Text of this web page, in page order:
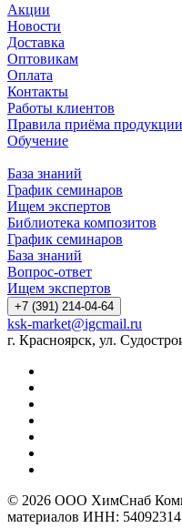
Акции
Новости
Доставка
Оптовикам
Оплата
Контакты
Работы клиентов
Правила приёма продукции
Обучение
База знаний
График семинаров
Ищем экспертов
Библиотека композитов
График семинаров
База знаний
Вопрос-ответ
Ищем экспертов
+7 (391) 214-04-64
ksk-market@igcmail.ru
г. Красноярск, ул.
© 2026 ООО ХимСнаб
материалов ИНН: